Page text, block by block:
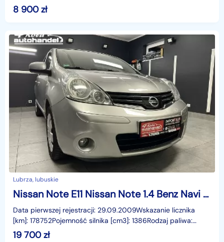
możliwością sprawdzenia w dowolnej stacji diagnosty
8 900zł
Lubrza, lubuskie
Nissan Note E11 Nissan Note 1.4 Benz Navi Tempomat ESP Rej PL Gwarancja
Data pierwszej rejestracji: 29.09.2009Wskazanie licznika
[km]: 178752Pojemność silnika [cm3]: 1386Rodzaj paliwa:
BenzynaMoc [KM]: 88Komplet kluczyManualna skrzy
19 700zł